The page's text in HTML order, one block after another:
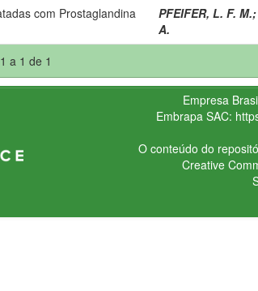
com Prostaglandina
PFEIFER, L. F. M.;
A.
a 1 de 1
Empresa
Embrapa SAC:
O conteúdo do
Creative